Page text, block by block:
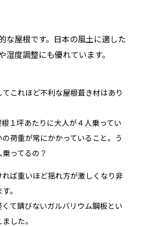
な屋根です。日本の風土に適した
湿度調整にも優れています。
これほど不利な屋根葺き材はあり
１坪あたりに大人が４人乗ってい
荷重が常にかかっていること。う
ってるの？
ば重いほど揺れ方が激しくなり非
。
くて錆びないガルバリウム鋼板とい
した。